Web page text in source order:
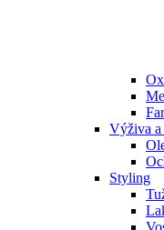
Výživa a
Styling